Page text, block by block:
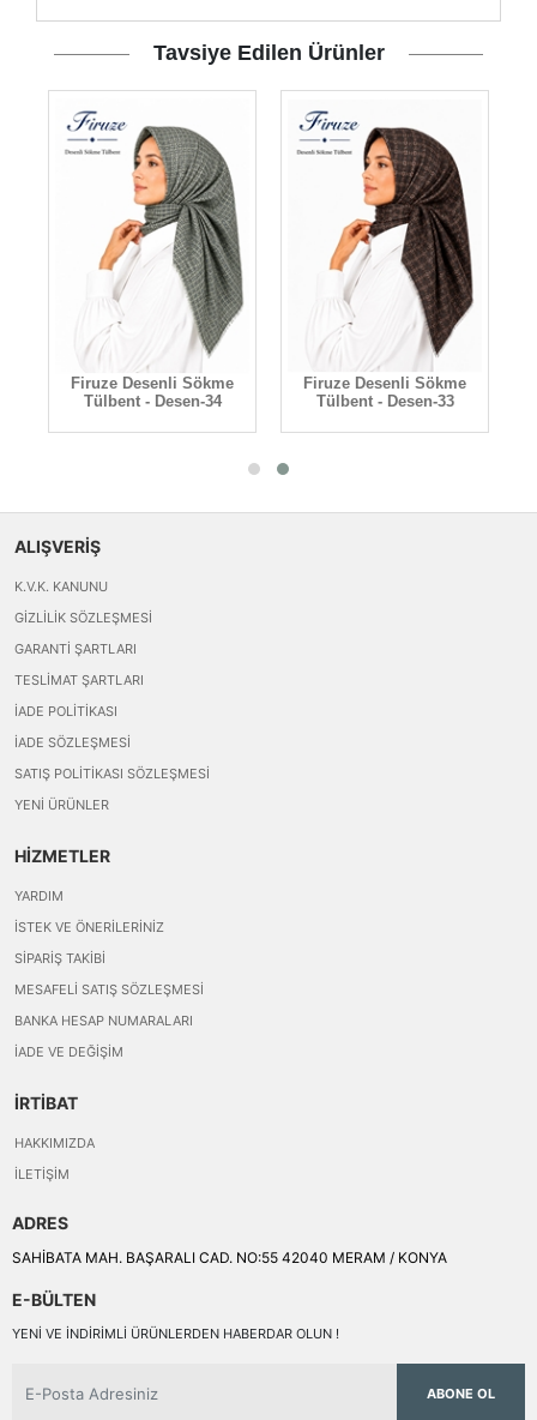
Tavsiye Edilen Ürünler
Firuze Desenli Sökme
Tülbent - Desen-34
Firuze Desenli Sökme
Tülbent - Desen-33
ALIŞVERİŞ
K.V.K. KANUNU
GIZLILIK SÖZLEŞMESI
GARANTI ŞARTLARI
TESLIMAT ŞARTLARI
İADE POLITIKASI
İADE SÖZLEŞMESI
SATIŞ POLITIKASI SÖZLEŞMESI
YENI ÜRÜNLER
HİZMETLER
YARDIM
İSTEK VE ÖNERILERINIZ
SIPARIŞ TAKIBI
MESAFELI SATIŞ SÖZLEŞMESI
BANKA HESAP NUMARALARI
İADE VE DEĞIŞIM
İRTİBAT
HAKKIMIZDA
İLETIŞIM
ADRES
SAHİBATA MAH. BAŞARALI CAD. NO:55 42040 MERAM / KONYA
E-BÜLTEN
YENI VE INDIRIMLI ÜRÜNLERDEN HABERDAR OLUN !
ABONE OL